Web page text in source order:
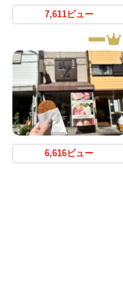
7,611ビュー
6,616ビュー